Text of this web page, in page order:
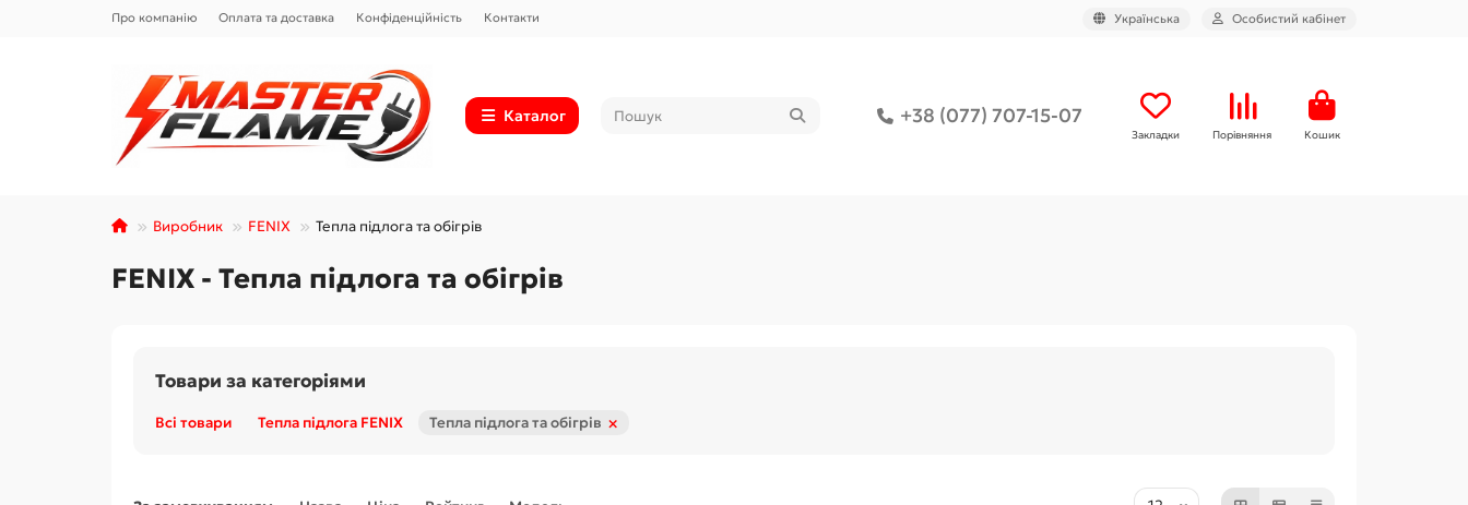
Про компанію Оплата та доставка Конфіденційність Контакти Українська Особистий кабінет
Каталог +38 (077) 707-15-07
Закладки Порівняння Кошик
Виробник FENIX Тепла підлога та обігрів
FENIX - Тепла підлога та обігрів
Товари за категоріями
Всі товари Тепла підлога FENIX Тепла підлога та обігрів ×